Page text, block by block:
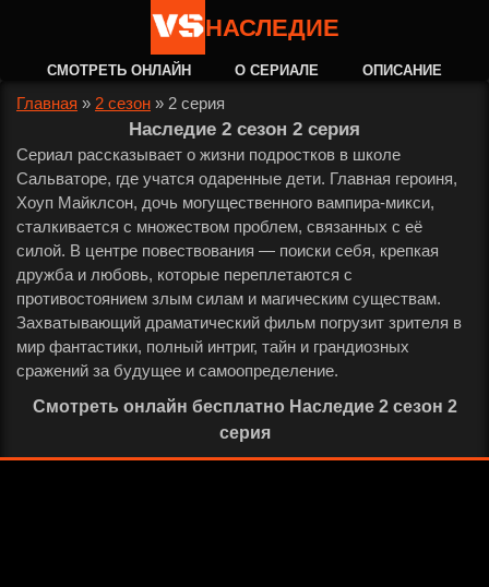
НАСЛЕДИЕ
СМОТРЕТЬ ОНЛАЙН О СЕРИАЛЕ ОПИСАНИЕ
Главная » 2 сезон » 2 серия
Наследие 2 сезон 2 серия
Сериал рассказывает о жизни подростков в школе
Сальваторе, где учатся одаренные дети. Главная героиня,
Хоуп Майклсон, дочь могущественного вампира-микси,
сталкивается с множеством проблем, связанных с её
силой. В центре повествования — поиски себя, крепкая
дружба и любовь, которые переплетаются с
противостоянием злым силам и магическим существам.
Захватывающий драматический фильм погрузит зрителя в
мир фантастики, полный интриг, тайн и грандиозных
сражений за будущее и самоопределение.
Смотреть онлайн бесплатно Наследие 2 сезон 2
серия